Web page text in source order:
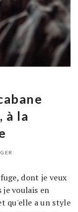
à la
dont je veux
voulais en
qu'elle a un style